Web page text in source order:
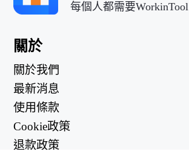
每個人都需要WorkinTool
關於
關於我們
最新消息
使用條款
Cookie政策
退款政策